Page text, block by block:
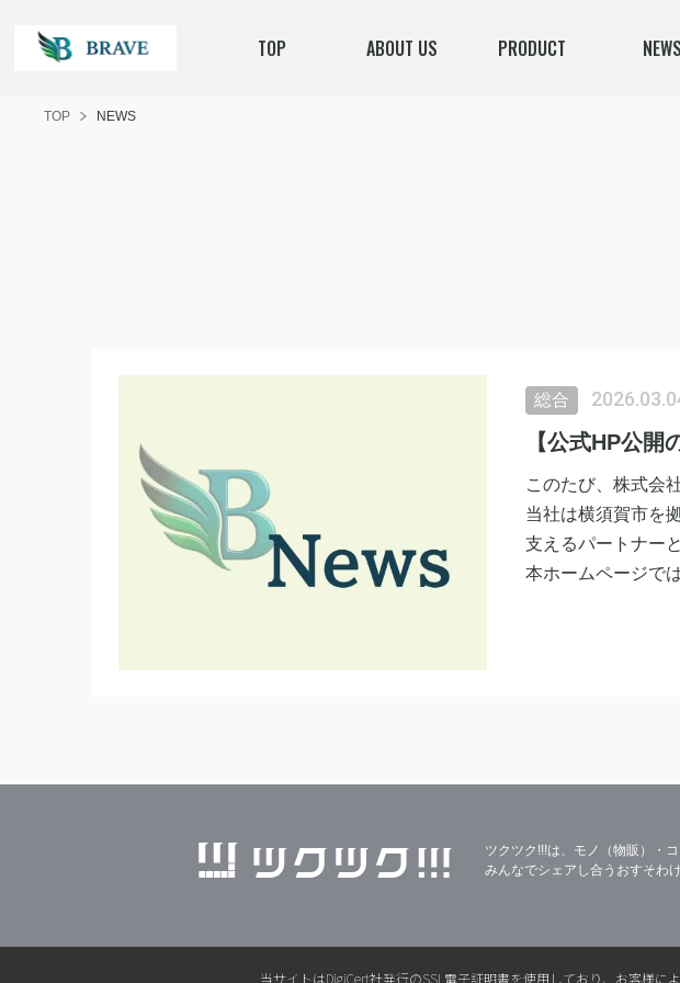
TOP ABOUT US PRODUCT NEWS
TOP NEWS
総合
【公式HP公開
このたび、株式会
当社は横須賀市を
支えるパートナー
本ホームページで
ツクツク!!!は、モノ（物販）・
みんなでシェアし合うおすそわ
当サイトはDigiCert社発行のSSL電子証明書を使用しており、お客様に